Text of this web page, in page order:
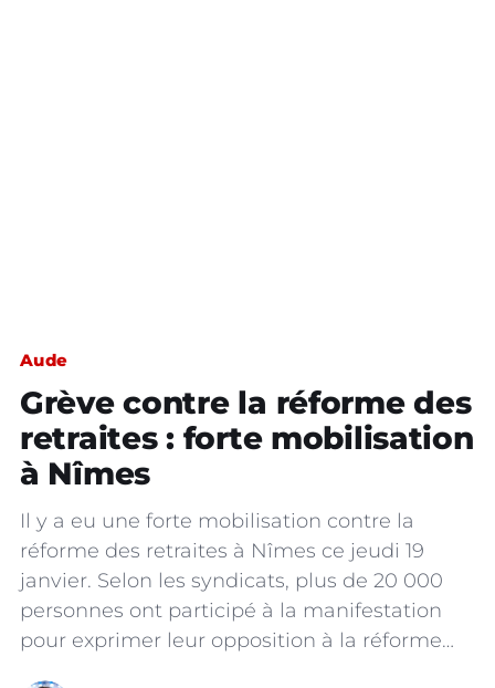
Aude
Grève contre la réforme des
retraites : forte mobilisation
à Nîmes
Il y a eu une forte mobilisation contre la
réforme des retraites à Nîmes ce jeudi 19
janvier. Selon les syndicats, plus de 20 000
personnes ont participé à la manifestation
pour exprimer leur opposition à la réforme…